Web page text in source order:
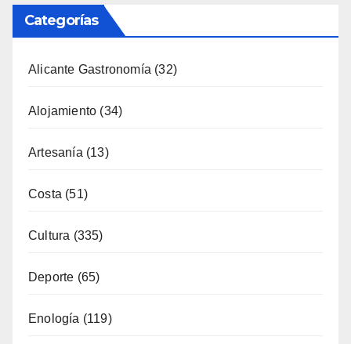
Categorías
Alicante Gastronomía (32)
Alojamiento (34)
Artesanía (13)
Costa (51)
Cultura (335)
Deporte (65)
Enología (119)